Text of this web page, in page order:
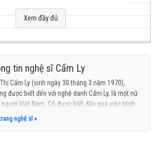
Hò..... ơị...
Ơi... lý miệt vườn
song thân ơn nghĩa sanh thành
Hò ..... ơị...
Ơi ... lý miệt vườn
họ người dưng duyên nợ thuở nào
bên tình em biết liệu làm sao
bên tình em biết liệu làm sao
Xem đầy đủ
tin nghệ sĩ Cẩm Ly
Cẩm Ly (sinh ngày 30 tháng 3 năm 1970),
được biết đến với nghệ danh Cẩm Ly, là một nữ
người Việt Nam. Cô được biết đến qua việc trình
ca khúc thuộc dòng nhạc nhẹ, nhạc trữ
nhạc có âm hưởng dân ca và nhạc trẻ.
nghệ sĩ »